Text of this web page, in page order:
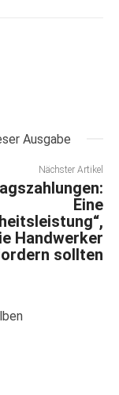
Ausgabe
Nächster Artikel
Eine
Handwerker
sollten